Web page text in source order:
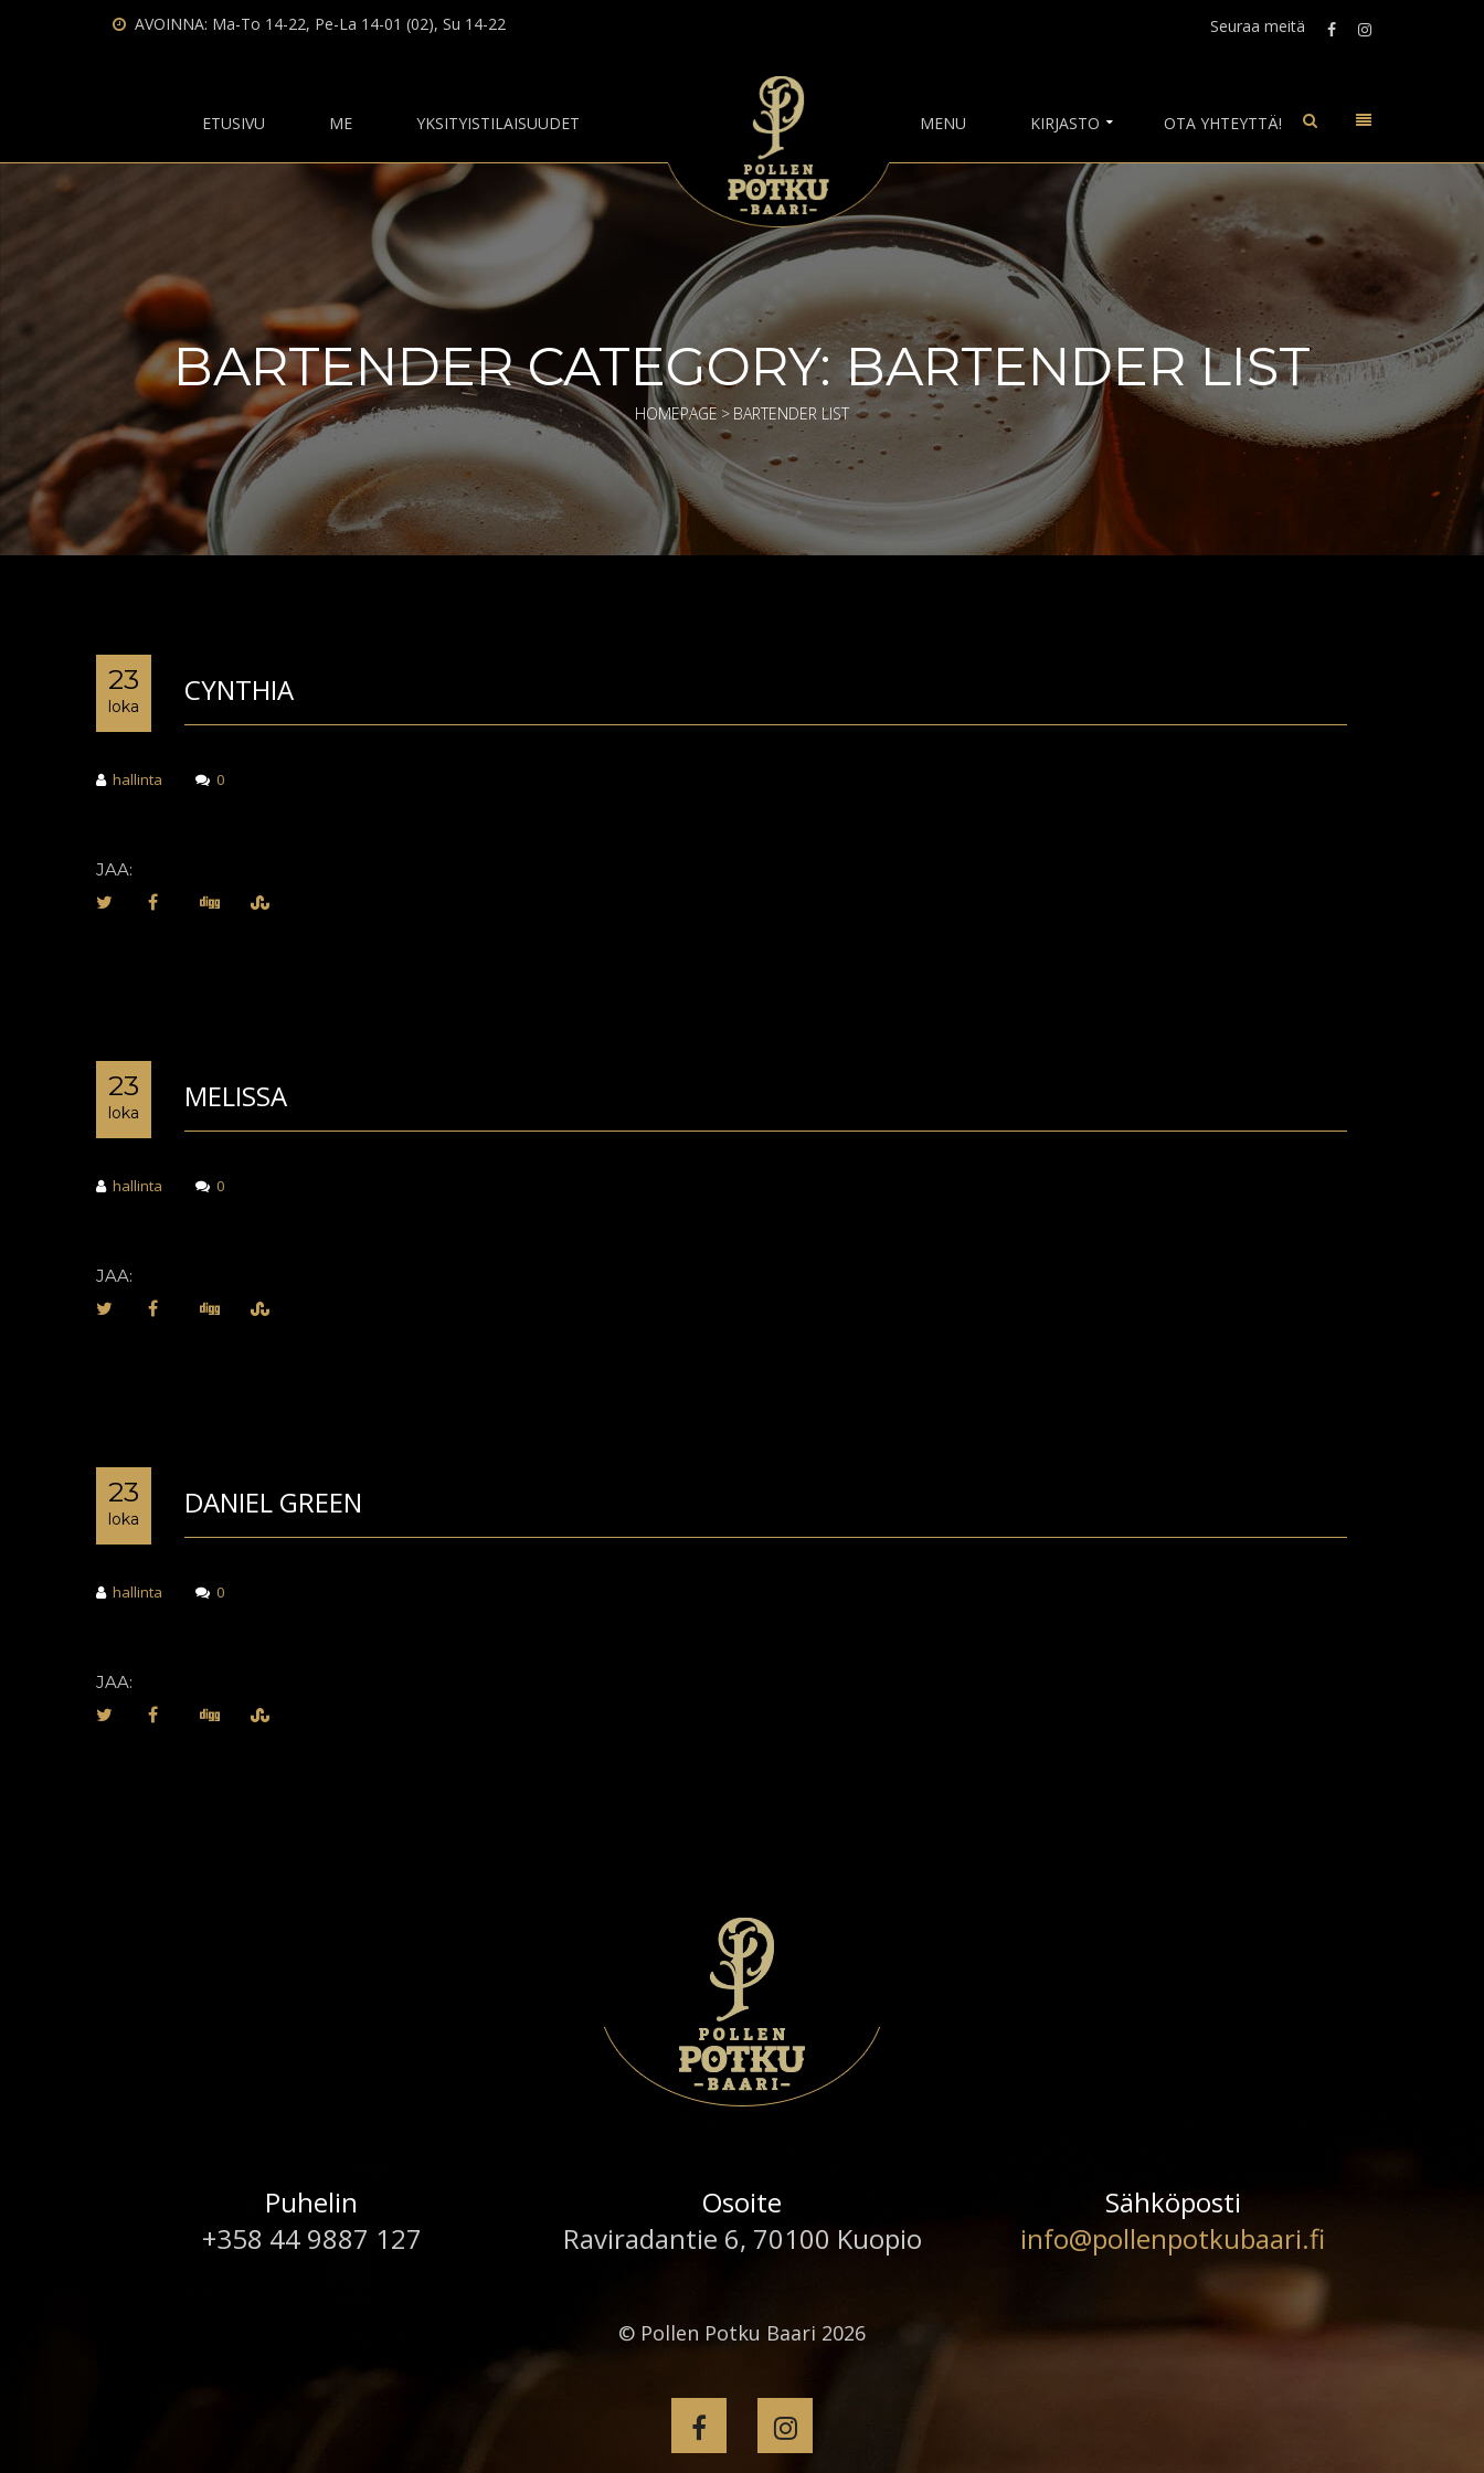
AVOINNA: Ma-To 14-22, Pe-La 14-01 (02), Su 14-22 Seuraa meitä
ETUSIVU ME YKSITYISTILAISUUDET MENU KIRJASTO OTA YHTEYTTÄ!
BARTENDER CATEGORY:BARTENDER LIST
HOMEPAGE > BARTENDER LIST
23
loka CYNTHIA
hallinta 0
JAA:
23
loka MELISSA
hallinta 0
JAA:
23
loka DANIEL GREEN
hallinta 0
JAA:
Puhelin
+358 44 9887 127
Osoite
Raviradantie 6, 70100 Kuopio
Sähköposti
info@pollenpotkubaari.fi
© Pollen Potku Baari 2026